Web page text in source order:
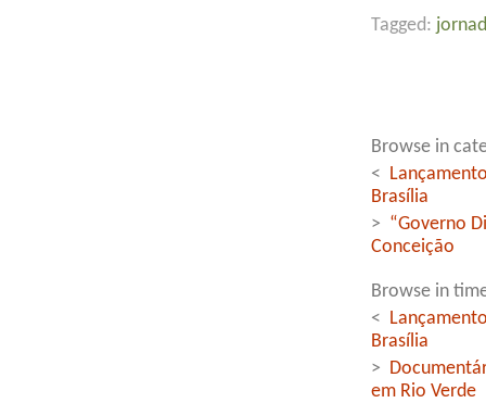
Tagged:
Browse in
<
Brasília
> “Governo
Conceição
Browse in
<
Brasília
>
em Rio Verde